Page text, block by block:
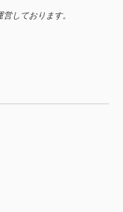
営しております。